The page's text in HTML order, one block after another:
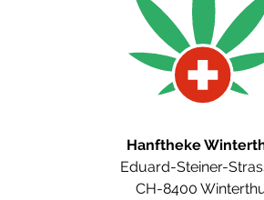
Hanftheke
Eduard-Steiner-
CH-8400